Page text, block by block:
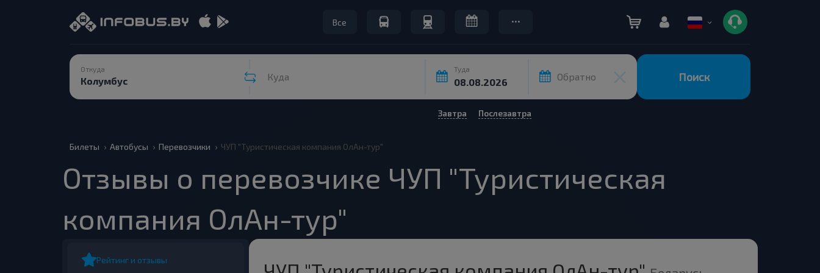
Все
Откуда
Куда
Туда
Обратно Поиск
Завтра Послезавтра
Билеты Автобусы Перевозчики ЧУП "Туристическая компания ОлАн-тур"
Отзывы о перевозчике ЧУП "Туристическая
компания ОлАн-тур"
Рейтинг и отзывы